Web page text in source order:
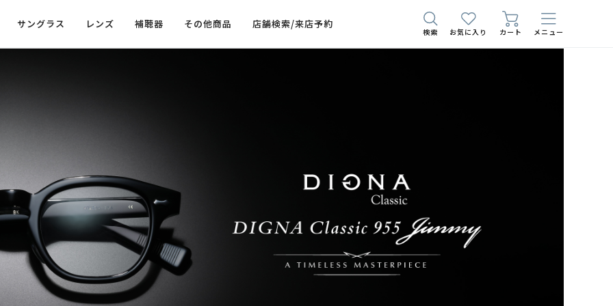
サングラス レンズ 補聴器 その他商品 店舗検索/来店予約
検索 お気に入り カート メニュー